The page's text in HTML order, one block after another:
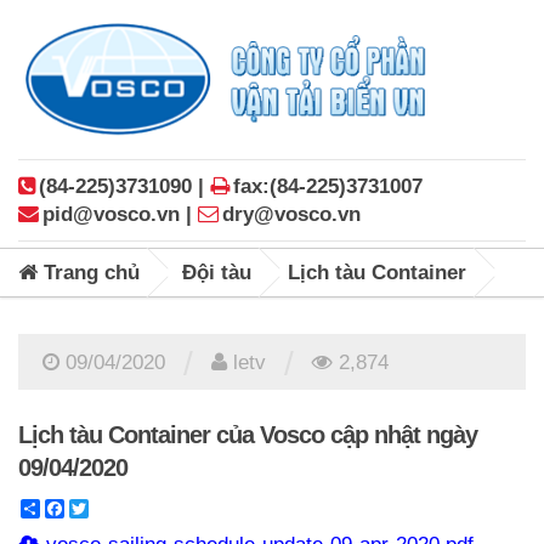
(84-225)3731090 |
fax:(84-225)3731007
pid@vosco.vn |
dry@vosco.vn
Trang chủ Đội tàu Lịch tàu Container
09/04/2020 letv 2,874
Lịch tàu Container của Vosco cập nhật ngày
09/04/2020
ShareFacebook